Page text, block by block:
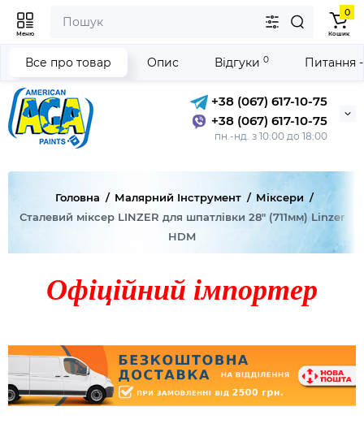
+38 (067) 617-10-75
+38 (067) 617-10-75
пн.-нд. з 10:00 до 18:00
Меню
0
Кошик
Головна Малярний Інструмент
Міксери
Сталевий міксер LINZER для шпатлівки 28" (711мм) Linzer
HDM
Офіційний імпортер
Все про товар Опис Відгуки 0 Питання